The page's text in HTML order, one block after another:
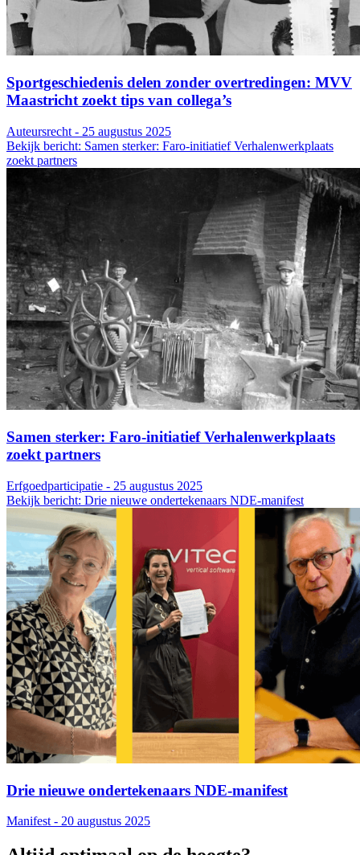
Sportgeschiedenis delen zonder overtredingen: MVV
Maastricht zoekt tips van collega’s
Auteursrecht - 25 augustus 2025
Bekijk bericht: Samen sterker: Faro-initiatief Verhalenwerkplaats
zoekt partners
Samen sterker: Faro-initiatief Verhalenwerkplaats
zoekt partners
Erfgoedparticipatie - 25 augustus 2025
Bekijk bericht: Drie nieuwe ondertekenaars NDE-manifest
Drie nieuwe ondertekenaars NDE-manifest
Manifest - 20 augustus 2025